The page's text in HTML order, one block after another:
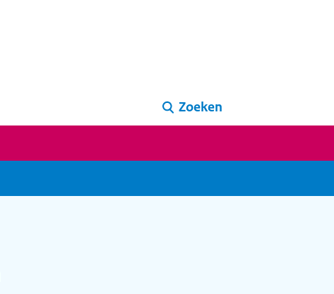
Zoeken